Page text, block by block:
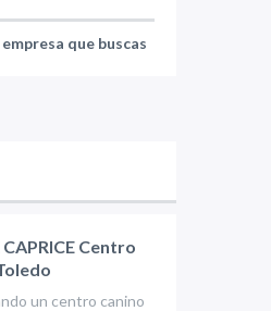
que buscas
CAPRICE Centro
un centro canino